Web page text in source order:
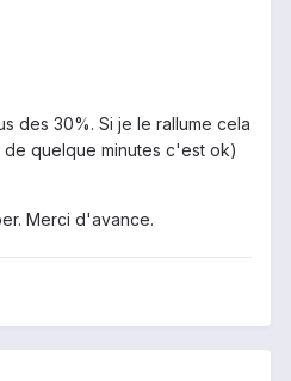
des 30%. Si je le rallume cela
quelque minutes c'est ok)
Merci d'avance.